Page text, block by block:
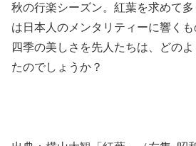
秋の行楽シーズン。紅葉を求めて
は日本人のメンタリティーに響く
四季の美しさを先人たちは、どの
たのでしょうか？